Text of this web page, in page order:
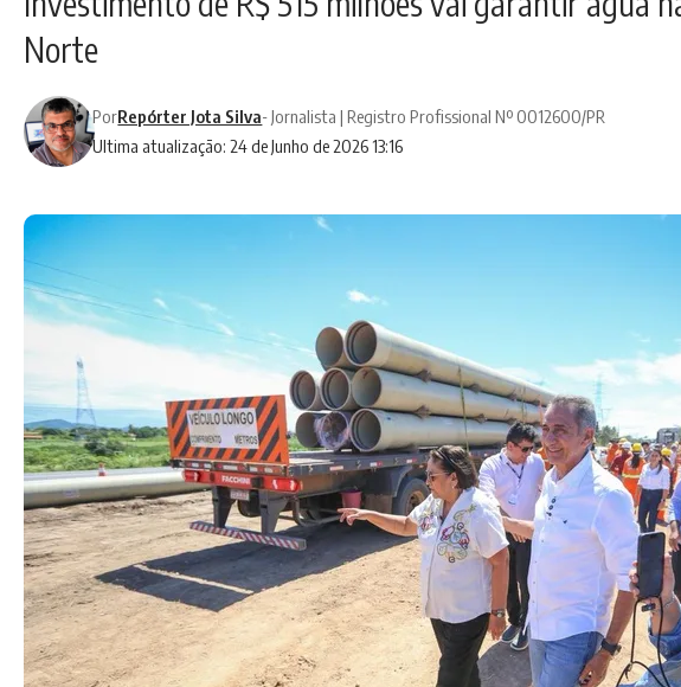
Norte
Ultima atualização: 24 de Junho de 2026 13:16
PorRepórter Jota Silva- Jornalista | Registro Profissional Nº 0012600/PR